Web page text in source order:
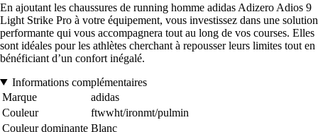
En ajoutant les chaussures de running homme adidas Adizero Adios 9
Light Strike Pro à votre équipement, vous investissez dans une solution
performante qui vous accompagnera tout au long de vos courses. Elles
sont idéales pour les athlètes cherchant à repousser leurs limites tout en
bénéficiant d’un confort inégalé.
Informations complémentaires
Marque
adidas
Couleur
ftwwht/ironmt/pulmin
Couleur dominante Blanc